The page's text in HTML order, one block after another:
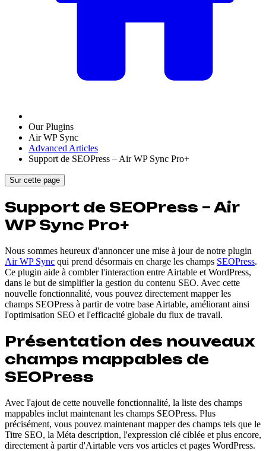
Our Plugins
Air WP Sync
Advanced Articles
Support de SEOPress – Air WP Sync Pro+
Sur cette page
Support de SEOPress – Air
WP Sync Pro+
Nous sommes heureux d'annoncer une mise à jour de notre plugin
Air WP Sync qui prend désormais en charge les champs SEOPress.
Ce plugin aide à combler l'interaction entre Airtable et WordPress,
dans le but de simplifier la gestion du contenu SEO. Avec cette
nouvelle fonctionnalité, vous pouvez directement mapper les
champs SEOPress à partir de votre base Airtable, améliorant ainsi
l'optimisation SEO et l'efficacité globale du flux de travail.
Présentation des nouveaux
champs mappables de
SEOPress
Avec l'ajout de cette nouvelle fonctionnalité, la liste des champs
mappables inclut maintenant les champs SEOPress. Plus
précisément, vous pouvez maintenant mapper des champs tels que le
Titre SEO, la Méta description, l'expression clé ciblée et plus encore,
directement à partir d'Airtable vers vos articles et pages WordPress.